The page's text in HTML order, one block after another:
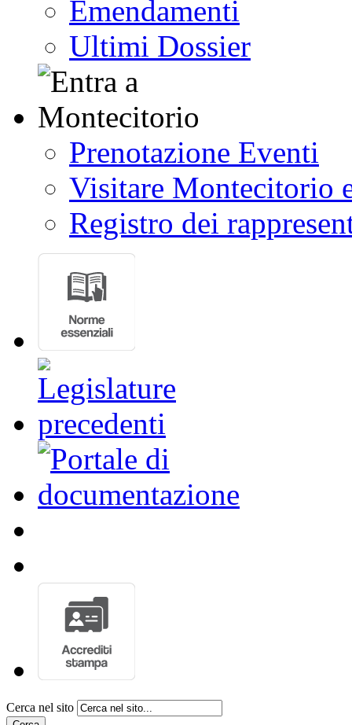
Emendamenti
Ultimi Dossier
Prenotazione Eventi
Visitare Montecitorio
Registro dei
Cerca nel sito